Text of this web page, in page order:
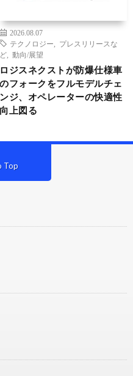
2026.08.07
テクノロジー
プレスリリースな
ど
動向/展望
ロジスネクストが防爆仕様車
のフォークをフルモデルチェ
ンジ、オペレーターの快適性
向上図る
Top